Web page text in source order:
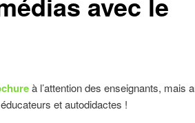
à l’attention des enseignants, mais
et autodidactes !